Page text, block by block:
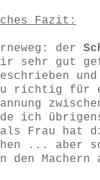
Fazit:
der
sehr gut
richtig für
ich
Frau hat
... aber
Machern